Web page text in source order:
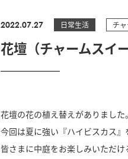
2022.07.27 日常生活 チ
花壇（チャームスイ
花壇の花の植え替えがありました。
今回は夏に強い『ハイビスカス』
皆さまに中庭をお楽しみいただけ